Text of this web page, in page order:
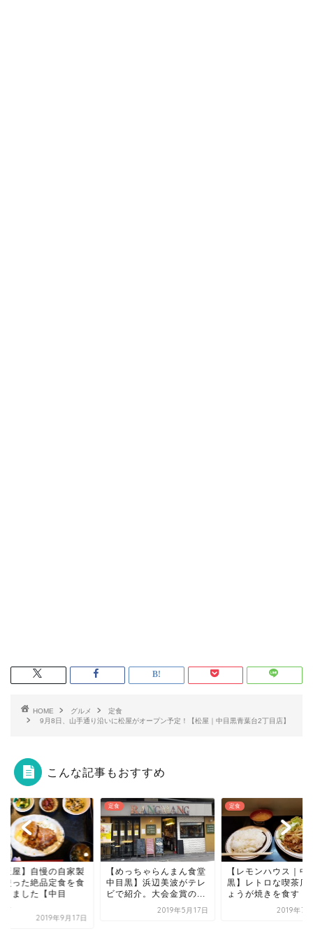
HOME グルメ
定食
9月8日、山手通り沿いに松屋がオープン予定！【松屋｜中目黒青葉台2丁目店】
こんな記事もおすすめ
っちゃらんまん食堂
黒】浜辺美波がテレ
紹介。大会金賞の...
定食
【レモンハウス｜中目
黒】レトロな喫茶店でし
ょうが焼きを食す！！
2019年7月27日
定食